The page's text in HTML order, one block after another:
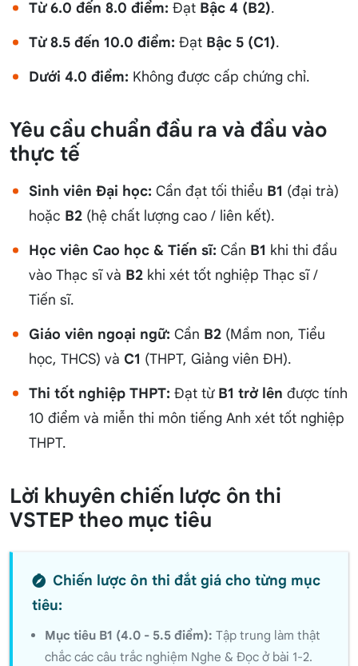
Từ 6.0 đến 8.0 điểm: Đạt Bậc 4 (B2).
Từ 8.5 đến 10.0 điểm: Đạt Bậc 5 (C1).
Dưới 4.0 điểm: Không được cấp chứng chỉ.
Yêu cầu chuẩn đầu ra và đầu vào
thực tế
Sinh viên Đại học: Cần đạt tối thiểu B1 (đại trà)
hoặc B2 (hệ chất lượng cao / liên kết).
Học viên Cao học & Tiến sĩ: Cần B1 khi thi đầu
vào Thạc sĩ và B2 khi xét tốt nghiệp Thạc sĩ /
Tiến sĩ.
Giáo viên ngoại ngữ: Cần B2 (Mầm non, Tiểu
học, THCS) và C1 (THPT, Giảng viên ĐH).
Thi tốt nghiệp THPT: Đạt từ B1 trở lên được tính
10 điểm và miễn thi môn tiếng Anh xét tốt nghiệp
THPT.
Lời khuyên chiến lược ôn thi
VSTEP theo mục tiêu
Chiến lược ôn thi đắt giá cho từng mục
tiêu:
Mục tiêu B1 (4.0 - 5.5 điểm): Tập trung làm thật
chắc các câu trắc nghiệm Nghe & Đọc ở bài 1-2.